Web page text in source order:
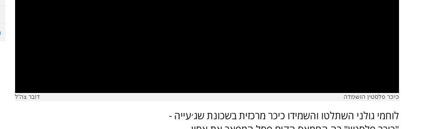
כיכר פלסטין הושמדה דובר צה"ל
לוחמי גולני השתלטו והשמידו כיכר מרכזית בשכונת שג׳עייה -